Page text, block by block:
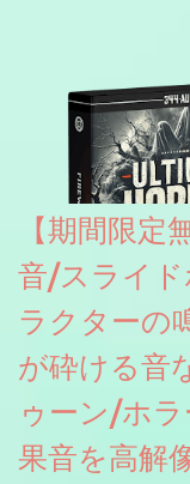
【期間限定
音/スライ
ラクターの
が砕ける音
ゥーン/ホ
果音を高解